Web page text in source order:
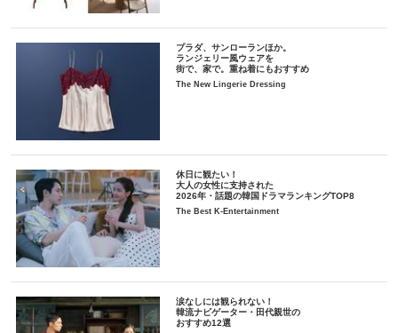
プラダ、サンローランほか。
ランジェリー風ウェアを
街で、家で。重ね着にもおすすめ
The New Lingerie Dressing
休日に観たい！
大人の女性に支持された
2026年・話題の韓国ドラマランキングTOP8
The Best K-Entertainment
涙なしには観られない！
韓流ナビゲーター・田代親世の
おすすめ12選